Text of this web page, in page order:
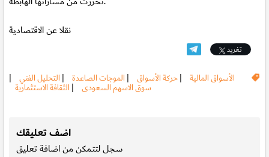
نقلا عن الاقتصادية
تغريد
الأسواق المالية |حركة الأسواق | الموجات الصاعدة | التحليل الفني |
سوق الاسهم السعودى | الثقافة الاستثمارية
اضف تعليقك
سجللتتمكن من اضافة تعليق